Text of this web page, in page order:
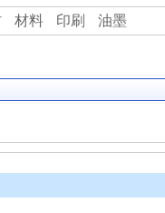
材料 印刷 油墨